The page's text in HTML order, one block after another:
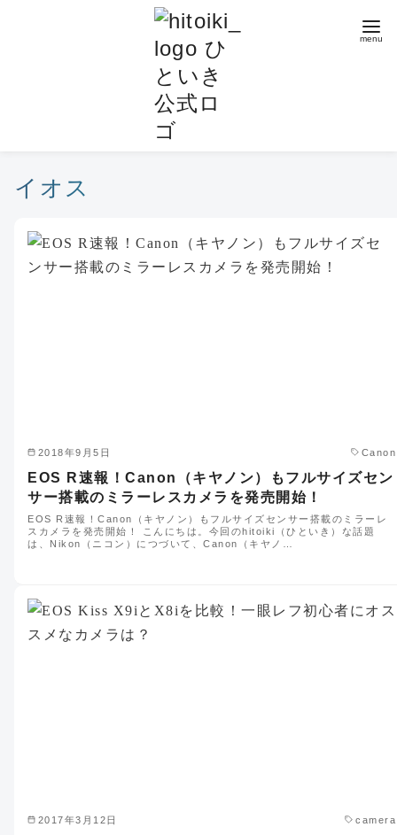
イオス
2018年9月5日 Canon
EOS R速報！Canon（キヤノン）もフルサイズセン
サー搭載のミラーレスカメラを発売開始！
EOS R速報！Canon（キヤノン）もフルサイズセンサー搭載のミラーレ
スカメラを発売開始！ こんにちは。今回のhitoiki（ひといき）な話題
は、Nikon（ニコン）につづいて、Canon（キヤノ…
2017年3月12日 camera